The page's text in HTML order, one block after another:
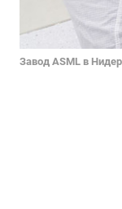
Завод ASML в